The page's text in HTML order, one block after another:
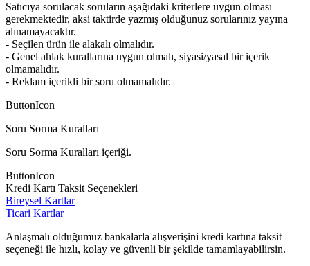
Satıcıya sorulacak soruların aşağıdaki kriterlere uygun olması
gerekmektedir, aksi taktirde yazmış olduğunuz sorularınız yayına
alınamayacaktır.
- Seçilen ürün ile alakalı olmalıdır.
- Genel ahlak kurallarına uygun olmalı, siyasi/yasal bir içerik
olmamalıdır.
- Reklam içerikli bir soru olmamalıdır.
ButtonIcon
Soru Sorma Kuralları
Soru Sorma Kuralları içeriği.
ButtonIcon
Kredi Kartı Taksit Seçenekleri
Bireysel Kartlar
Ticari Kartlar
Anlaşmalı olduğumuz bankalarla alışverişini kredi kartına taksit
seçeneği ile hızlı, kolay ve güvenli bir şekilde tamamlayabilirsin.